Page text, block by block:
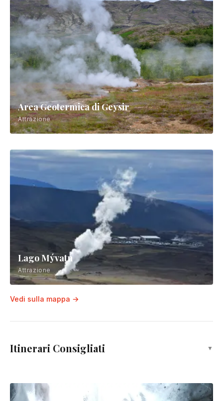
Area Geotermica di Geysir
Attrazione
Lago Mývatn
Attrazione
Vedi sulla mappa →
Itinerari Consigliati ▼